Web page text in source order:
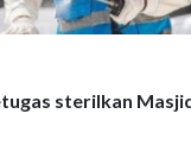
sterilkan